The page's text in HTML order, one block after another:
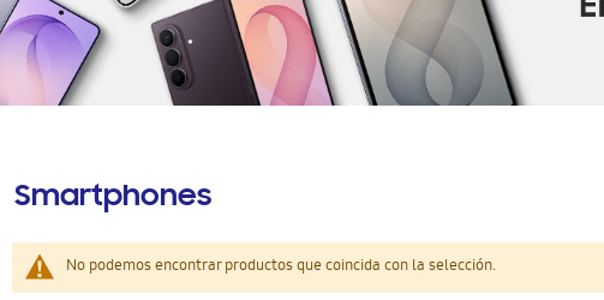
Smartphones
No podemos encontrar productos que coincida con la selección.